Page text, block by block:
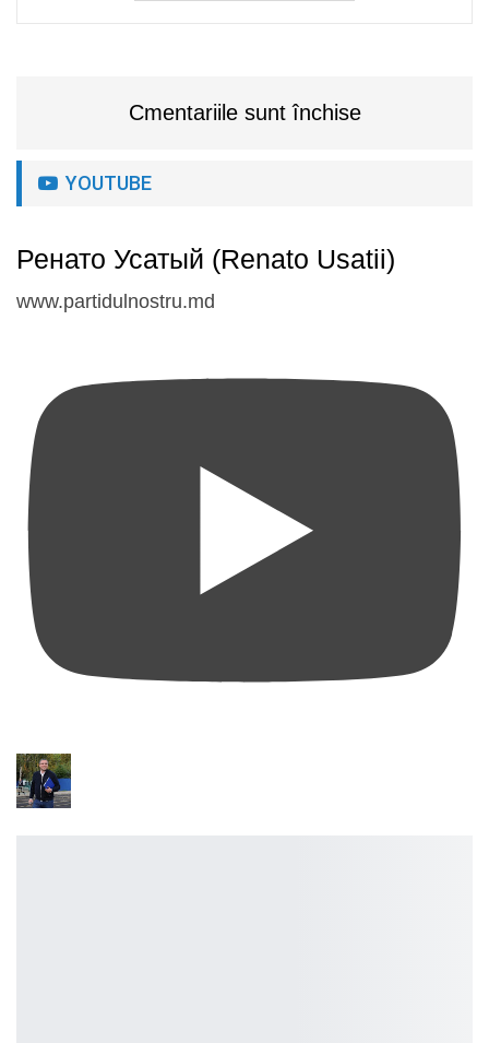
Cmentariile sunt închise
YOUTUBE
Ренато Усатый (Renato Usatii)
www.partidulnostru.md